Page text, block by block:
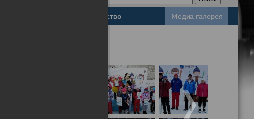
Законодательство Медиа галерея